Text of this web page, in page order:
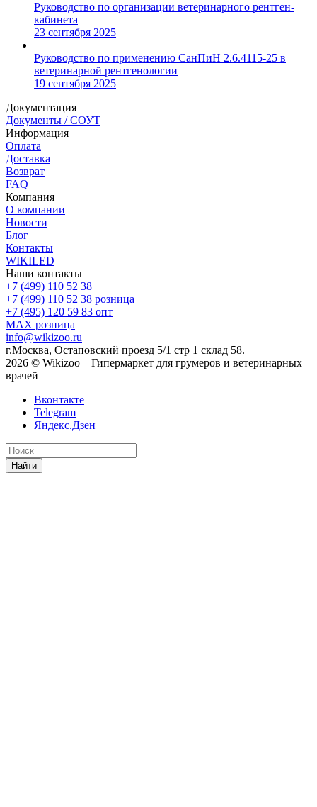
Руководство по организации ветеринарного рентген-
кабинета
23 сентября 2025
Руководство по применению СанПиН 2.6.4115-25 в
ветеринарной рентгенологии
19 сентября 2025
Документация
Документы / СОУТ
Информация
Оплата
Доставка
Возврат
FAQ
Компания
О компании
Новости
Блог
Контакты
WIKILED
Наши контакты
+7 (499) 110 52 38
+7 (499) 110 52 38 розница
+7 (495) 120 59 83 опт
MAX розница
info@wikizoo.ru
г.Москва, Остаповский проезд 5/1 стр 1 склад 58.
2026 © Wikizoo – Гипермаркет для грумеров и ветеринарных
врачей
Вконтакте
Telegram
Яндекс.Дзен
Найти